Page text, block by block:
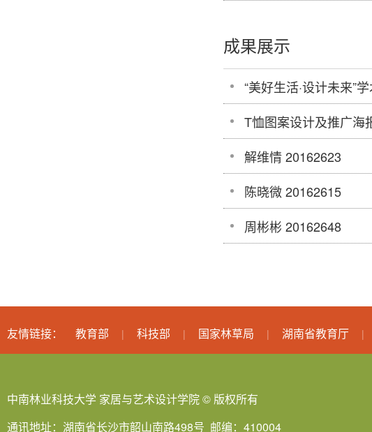
成果展示
“美好生活·设计未来”
T恤图案设计及推广海
解维情 20162623
陈晓微 20162615
周彬彬 20162648
友情链接： 教育部 | 科技部 | 国家林草局 | 湖南省教育厅 |
中南林业科技大学 家居与艺术设计学院 © 版权所有
通讯地址：湖南省长沙市韶山南路498号 邮编：410004